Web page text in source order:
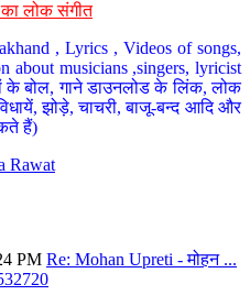
लोक संगीत
, Lyrics , Videos of songs,
about musicians ,singers, lyricist
के बोल, गाने डाउनलोड के लिंक, लोक
झोड़े, चाचरी, बाजू-बन्द आदि और
हैं)
Rawat
PM Re: Mohan Upreti - मोहन ...